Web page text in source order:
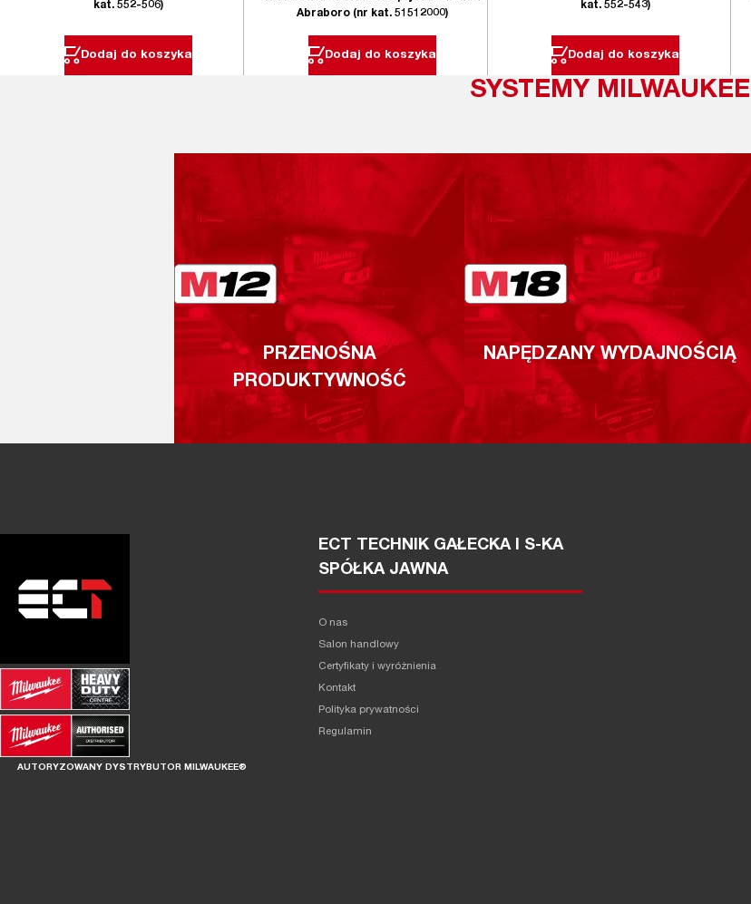
kat. 552-506)
Dodaj do koszyka
Abraboro (nr kat. 51512000)
Dodaj do koszyka
kat. 552-543)
Dodaj do koszyka
SYSTEMY MILWAUKEE
PRZENOŚNA
PRODUKTYWNOŚĆ
NAPĘDZANY WYDAJNOŚCIĄ
AUTORYZOWANY DYSTRYBUTOR MILWAUKEE®
ECT TECHNIK GAŁECKA I S-KA
SPÓŁKA JAWNA
O nas
Salon handlowy
Certyfikaty i wyróżnienia
Kontakt
Polityka prywatności
Regulamin